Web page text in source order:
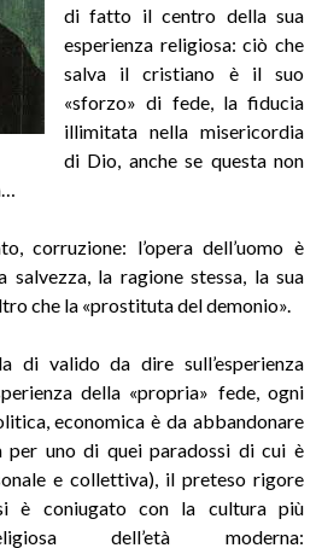
di fatto il centro della sua
esperienza religiosa: ciò che
salva il cristiano è il suo
«sforzo» di fede, la fiducia
illimitata nella misericordia
di Dio, anche se questa non
corruzione: l’opera dell’uomo è
la ragione stessa, la sua
che la «prostituta del demonio».
di valido da dire sull’esperienza
della «propria» fede, ogni
economica è da abbandonare
per uno di quei paradossi di cui è
e collettiva), il preteso rigore
è coniugato con la cultura più
dell’età moderna: